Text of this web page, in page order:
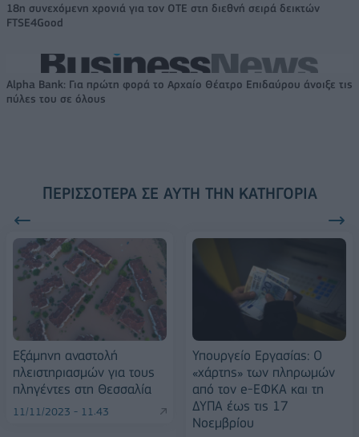
18η συνεχόμενη χρονιά για τον ΟΤΕ στη διεθνή σειρά δεικτών
FTSE4Good
Alpha Bank: Για πρώτη φορά το Αρχαίο Θέατρο Επιδαύρου άνοιξε τις
πύλες του σε όλους
ΠΕΡΙΣΣΌΤΕΡΑ ΣΕ ΑΥΤΉ ΤΗΝ ΚΑΤΗΓΟΡΊΑ
Εξάμηνη αναστολή
πλειστηριασμών για τους
πληγέντες στη Θεσσαλία
11/11/2023 - 11:43
Υπουργείο Εργασίας: Ο
«χάρτης» των πληρωμών
από τον e-ΕΦΚΑ και τη
ΔΥΠΑ έως τις 17
Νοεμβρίου